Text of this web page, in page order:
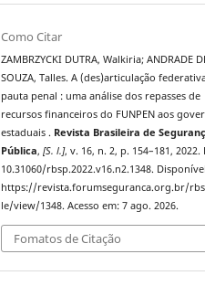
Como Citar
ZAMBRZYCKI DUTRA, Walkiria; ANDRADE
SOUZA, Talles. A (des)articulação
pauta penal : uma análise dos repasses de
recursos financeiros do FUNPEN aos
estaduais . Revista Brasileira de
Pública,[S. l.], v. 16, n. 2, p. 154–181, 2022.
10.31060/rbsp.2022.v16.n2.1348.
https://revista.forumseguranca.org.br/
le/view/1348. Acesso em: 7 ago. 2026.
Fomatos de Citação